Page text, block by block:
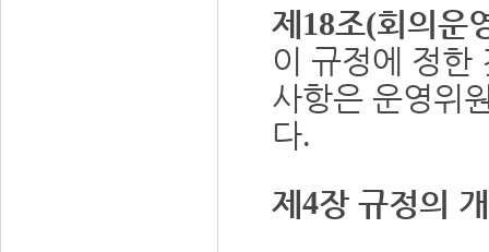
제 18조(회의운
이 규정에 정한
사항은 운영위
다.
제 4장 규정의